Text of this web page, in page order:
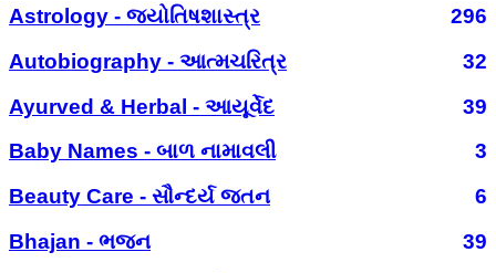
Astrology - જ્યોતિષશાસ્ત્ર
296
Autobiography - આત્મચરિત્ર
32
Ayurved & Herbal - આયૂર્વેદ
39
Baby Names - બાળ નામાવલી
3
Beauty Care - સૌન્દર્ય જતન
6
Bhajan - ભજન
39